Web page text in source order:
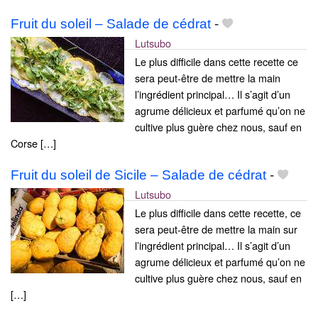
Fruit du soleil – Salade de cédrat -
Lutsubo
Le plus difficile dans cette recette ce
sera peut-être de mettre la main
l’ingrédient principal… Il s’agit d’un
agrume délicieux et parfumé qu’on ne
cultive plus guère chez nous, sauf en
Corse […]
Fruit du soleil de Sicile – Salade de cédrat -
Lutsubo
Le plus difficile dans cette recette, ce
sera peut-être de mettre la main sur
l’ingrédient principal… Il s’agit d’un
agrume délicieux et parfumé qu’on ne
cultive plus guère chez nous, sauf en
[…]